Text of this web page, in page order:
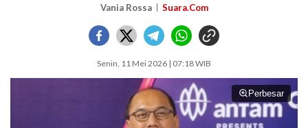
Vania Rossa Suara.Com
Senin, 11 Mei 2026 | 07:18 WIB
Perbesar